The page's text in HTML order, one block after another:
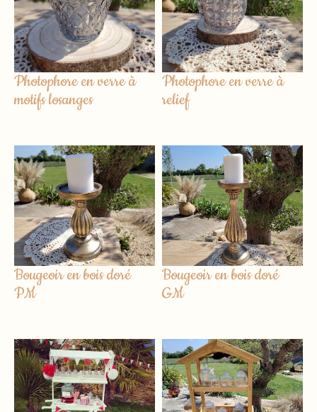
Photophore en verre à
motifs losanges
Photophore en verre à
relief
Bougeoir en bois doré
PM
Bougeoir en bois doré
GM